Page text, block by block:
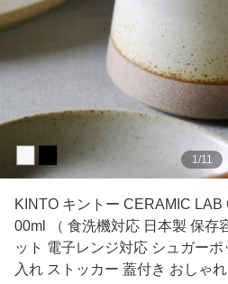
1 /11
KINTO キントー CERAMIC
00ml （ 食洗機対応 日本製 保存
ット 電子レンジ対応 シュガー
入れ ストッカー 蓋付き おしゃれ